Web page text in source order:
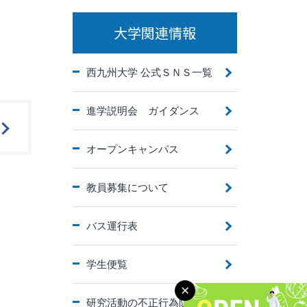
大学関連情報
西九州大学 公式ＳＮＳ一覧
進学説明会 ガイダンス
オープンキャンパス
教員募集について
バス運行表
学生便覧
研究活動の不正行為防止